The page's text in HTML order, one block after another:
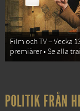
Film och TV – Vecka
premiärer • Se alla
POLITIK FRÅN